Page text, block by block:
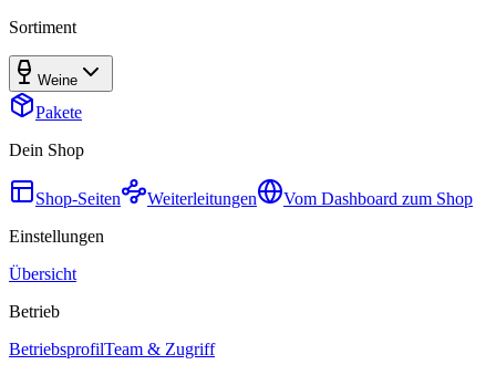
Sortiment
Weine
Pakete
Dein Shop
Shop-Seiten Weiterleitungen
Vom Dashboard zum Shop
Einstellungen
Übersicht
Betrieb
BetriebsprofilTeam & Zugriff